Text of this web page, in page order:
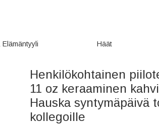
Elämäntyyli Häät
Henkilökohtainen
11 oz keraaminen
Hauska syntymäpäivä
kollegoille